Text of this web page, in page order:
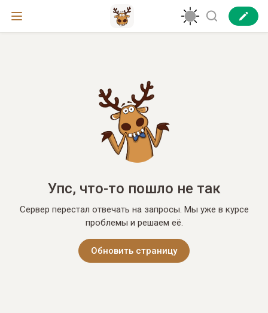
Упс, что-то пошло не так
Сервер перестал отвечать на запросы. Мы уже в курсе
проблемы и решаем её.
Обновить страницу